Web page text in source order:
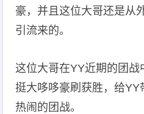
豪，并且这位大哥还是从
引流来的。
这位大哥在YY近期的团
挺大哆哆豪刷获胜，给
热闹的团战。